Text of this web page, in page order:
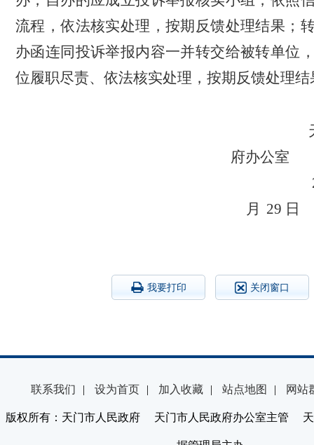
流程，依法核实处理，按期反馈处理结果；
办函连同投诉举报内容一并转交给被转单位
位履职尽责、依法核实处理，按期反馈处理结
天
府办公室
月
29 日
我要打印 关闭窗口
联系我们 | 设为首页 | 加入收藏 | 站点地图 | 网站
版权所有：天门市人民政府 天门市人民政府办公室主管 天